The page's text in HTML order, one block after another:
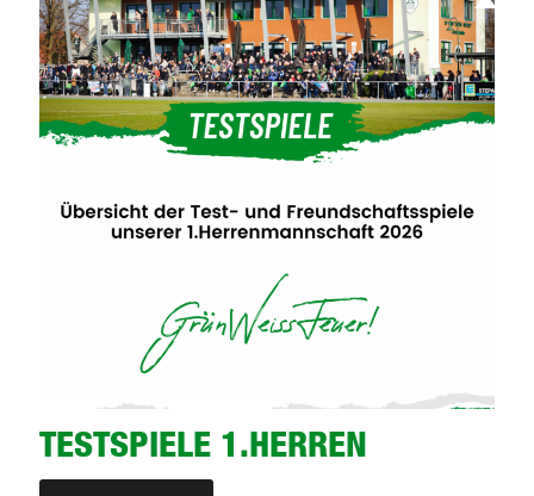
TESTSPIELE 1.HERREN